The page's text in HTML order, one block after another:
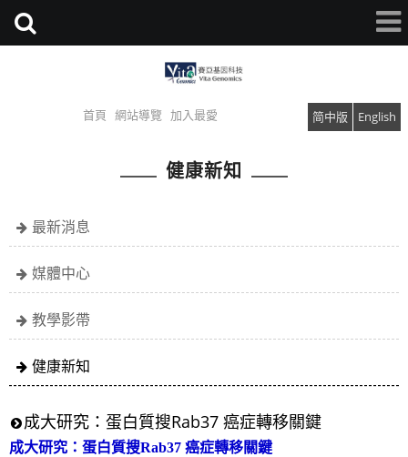
首頁 網站導覽 加入最愛 简中版 English
健康新知
最新消息
媒體中心
教學影帶
健康新知
成大研究：蛋白質搜Rab37 癌症轉移關鍵
成大研究：蛋白質搜Rab37 癌症轉移關鍵